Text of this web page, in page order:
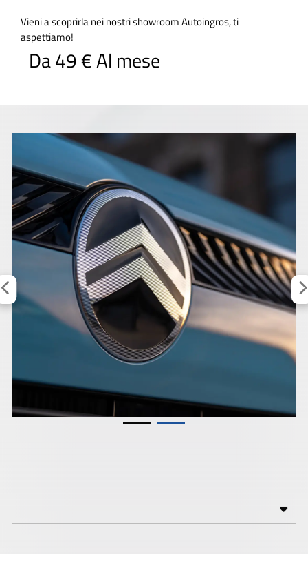
Da 49 € Al mese
Vieni a scoprirla nei nostri showroom Autoingros, ti
aspettiamo!